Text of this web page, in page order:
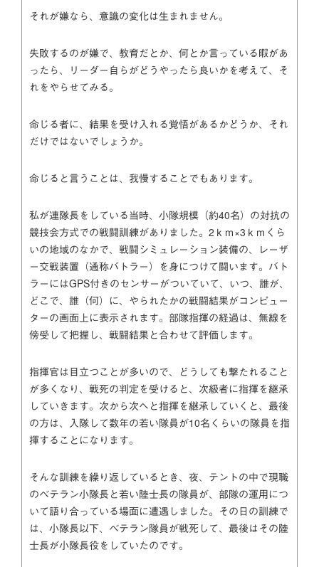
それが嫌なら、意識の変化は生まれません。
失敗するのが嫌で、教育だとか、何とか言っている暇があ
ったら、リーダー自らがどうやったら良いかを考えて、そ
れをやらせてみる。
命じる者に、結果を受け入れる覚悟があるかどうか、それ
だけではないでしょうか。
命じると言うことは、我慢することでもあります。
私が連隊長をしている当時、小隊規模（約40名）の対抗の
競技会方式での戦闘訓練がありました。2ｋｍ×3ｋｍくら
いの地域のなかで、戦闘シミュレーション装備の、レーザ
ー交戦装置（通称バトラー）を身につけて闘います。バト
ラーにはGPS付きのセンサーがついていて、いつ、誰が、
どこで、誰（何）に、やられたかの戦闘結果がコンピュー
ターの画面上に表示されます。部隊指揮の経過は、無線を
傍受して把握し、戦闘結果と合わせて評価します。
指揮官は目立つことが多いので、どうしても撃たれること
が多くなり、戦死の判定を受けると、次級者に指揮を継承
していきます。次から次へと指揮を継承していくと、最後
の方は、入隊して数年の若い隊員が10名くらいの隊員を指
揮することになります。
そんな訓練を繰り返しているとき、夜、テントの中で現職
のベテラン小隊長と若い陸士長の隊員が、部隊の運用につ
いて語り合っている場面に遭遇しました。その日の訓練で
は、小隊長以下、ベテラン隊員が戦死して、最後はその陸
士長が小隊長役をしていたのです。